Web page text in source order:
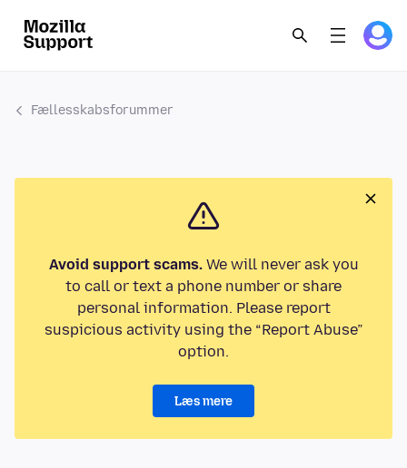
Fællesskabsforummer
Avoid support scams.We will never ask you
to call or text a phone number or share
personal information. Please report
suspicious activity using the “Report Abuse”
option.
Læs mere